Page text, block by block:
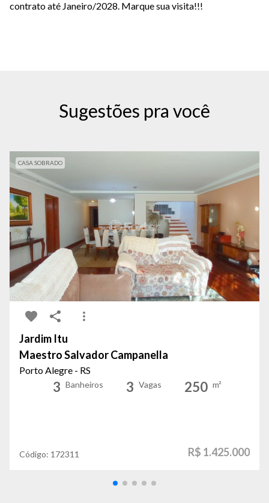
contrato até Janeiro/2028. Marque sua visita!!!
Sugestões pra você
CASA SOBRADO
Jardim Itu
Maestro Salvador Campanella
Porto Alegre - RS
3 Banheiros 3 Vagas 250 m²
Código: 172311 R$ 1.425.000